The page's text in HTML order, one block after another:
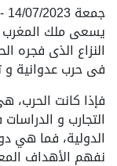
جمعة 14/07/2023 - 12:00
النزاع الذى فجره
فى حرب عدوانية و
فإذا كانت الحرب،
التجارب و
الدولية، فما هي
نفهم الأهداف